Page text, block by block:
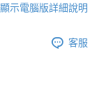
顯示電腦版詳細說明
客服